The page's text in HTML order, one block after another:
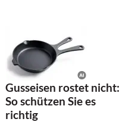
Gusseisen rostet nicht:
So schützen Sie es
richtig